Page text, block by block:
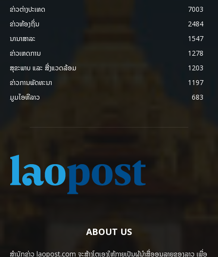
ຂ່າວຕ່າງປະເທດ
7003
ຂ່າວທ້ອງຖິ່ນ
2484
ນານາສາລະ
1547
ຂ່າວເຫດການ
1278
ສຸຂະພາບ ແລະ ສີ່ງແວດລ້ອມ
1203
ຂ່າວການພັດທະນາ
1197
ມູມໄອທີລາວ
683
ABOUT US
ສຳນັກຂ່າວ laopost.com ຈະສ້າງໂຕເອງໃຫ້ກາຍເປັນຜູ້ນຳສື່ອອນລາຍຂອງລາວ ເພື່ອ